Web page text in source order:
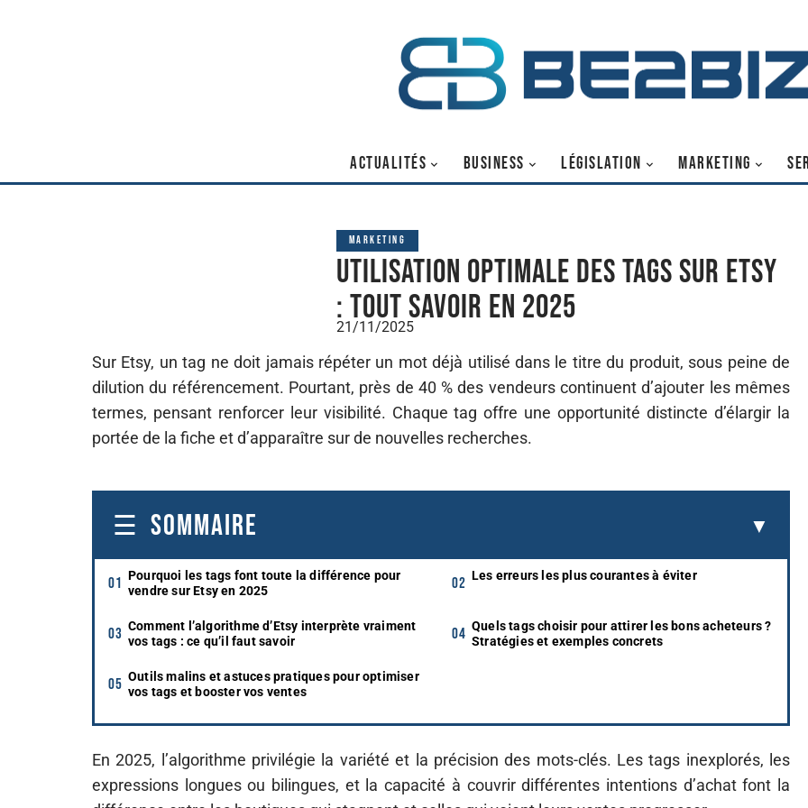
ACTUALITÉS BUSINESS LÉGISLATION MARKETING
MARKETING
Utilisation optimale des tags sur Etsy
: tout savoir en 2025
21/11/2025
Sur Etsy, un tag ne doit jamais répéter un mot déjà utilisé dans le titre du produit, sous peine de
dilution du référencement. Pourtant, près de 40 % des vendeurs continuent d’ajouter les mêmes
termes, pensant renforcer leur visibilité. Chaque tag offre une opportunité distincte d’élargir la
portée de la fiche et d’apparaître sur de nouvelles recherches.
SOMMAIRE
Pourquoi les tags font toute la différence pour
vendre sur Etsy en 2025
Les erreurs les plus courantes à éviter
Comment l’algorithme d’Etsy interprète vraiment
vos tags : ce qu’il faut savoir
Quels tags choisir pour attirer les bons acheteurs ?
Stratégies et exemples concrets
Outils malins et astuces pratiques pour optimiser
vos tags et booster vos ventes
En 2025, l’algorithme privilégie la variété et la précision des mots-clés. Les tags inexplorés, les
expressions longues ou bilingues, et la capacité à couvrir différentes intentions d’achat font la